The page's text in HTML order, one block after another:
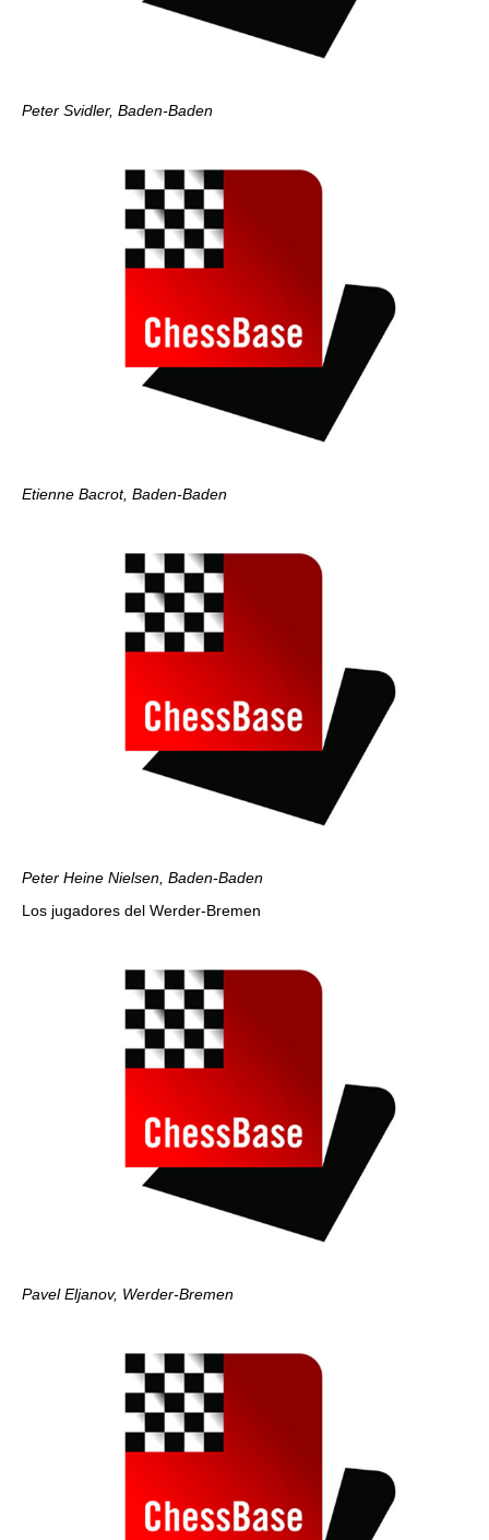
Peter Svidler, Baden-Baden
Etienne Bacrot, Baden-Baden
Peter Heine Nielsen, Baden-Baden
Los jugadores del Werder-Bremen
Pavel Eljanov, Werder-Bremen